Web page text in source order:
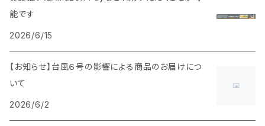
能です
2026/6/15
【お知らせ】台風６号の影響による商品のお届けにつ
いて
2026/6/2